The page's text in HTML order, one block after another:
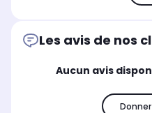
Les avis de nos
Aucun avis